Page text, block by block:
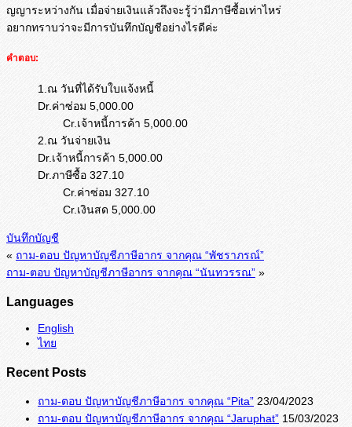
ญญาระหว่างกัน เมื่อจ่ายเงินแล้วถึงจะรู้ว่ามีภาษีซื้อเท่าไหร่
อยากทราบว่าจะมีการบันทึกบัญชีอย่างไรดีค่ะ
คำตอบ:
1.ณ วันที่ได้รับใบแจ้งหนี้
Dr.ค่าซ่อม 5,000.00
Cr.เจ้าหนี้การค้า 5,000.00
2.ณ วันจ่ายเงิน
Dr.เจ้าหนี้การค้า 5,000.00
Dr.ภาษีซื้อ 327.10
Cr.ค่าซ่อม 327.10
Cr.เงินสด 5,000.00
บันทึกบัญชี
« ถาม-ตอบ ปัญหาบัญชีภาษีอากร จากคุณ “พัชราภรณ์”
ถาม-ตอบ ปัญหาบัญชีภาษีอากร จากคุณ “นันทวรรณ” »
Languages
English
ไทย
Recent Posts
ถาม-ตอบ ปัญหาบัญชีภาษีอากร จากคุณ “Pita” 23/04/2023
ถาม-ตอบ ปัญหาบัญชีภาษีอากร จากคุณ “Jaruphat” 15/03/2023